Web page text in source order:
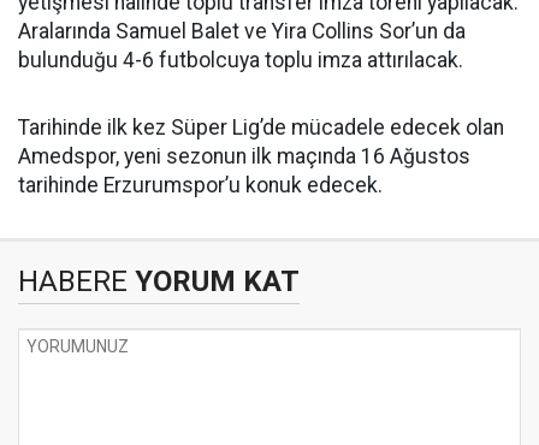
Aralarında Samuel Balet ve Yira Collins Sor’un da
bulunduğu 4-6 futbolcuya toplu imza attırılacak.
Tarihinde ilk kez Süper Lig’de mücadele edecek olan
Amedspor, yeni sezonun ilk maçında 16 Ağustos
tarihinde Erzurumspor’u konuk edecek.
HABERE YORUM KAT